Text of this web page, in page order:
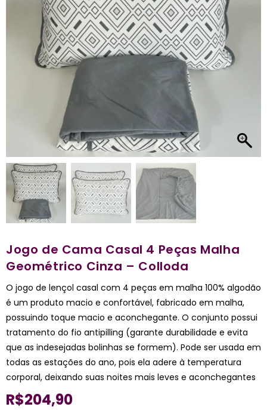
Jogo de Cama Casal 4 Peças Malha
Geométrico Cinza – Colloda
O jogo de lençol casal com 4 peças em malha 100% algodão
é um produto macio e confortável, fabricado em malha,
possuindo toque macio e aconchegante. O conjunto possui
tratamento do fio antipilling (garante durabilidade e evita
que as indesejadas bolinhas se formem). Pode ser usada em
todas as estações do ano, pois ela adere à temperatura
corporal, deixando suas noites mais leves e aconchegantes
R$204,90